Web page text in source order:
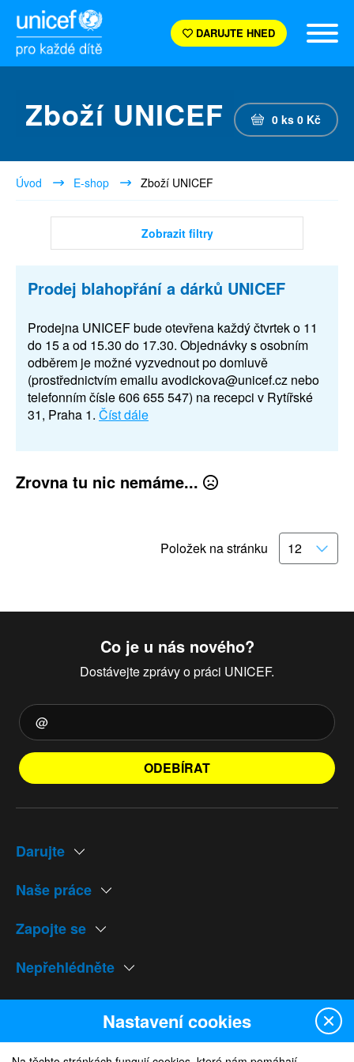
DARUJTE HNED
Zboží UNICEF 0 ks 0 Kč
Úvod E-shop Zboží UNICEF
Zobrazit filtry
Prodej blahopřání a dárků UNICEF
Prodejna UNICEF bude otevřena každý čtvrtek o 11
do 15 a od 15.30 do 17.30. Objednávky s osobním
odběrem je možné vyzvednout po domluvě
(prostřednictvím emailu avodickova@unicef.cz nebo
telefonním čísle 606 655 547) na recepci v Rytířské
31, Praha 1. Číst dále
Zrovna tu nic nemáme...
Položek na stránku
Co je u nás nového?
Dostávejte zprávy o práci UNICEF.
ODEBÍRAT
Darujte
Naše práce
Zapojte se
Nepřehlédněte
Naše weby
Nastavení cookies